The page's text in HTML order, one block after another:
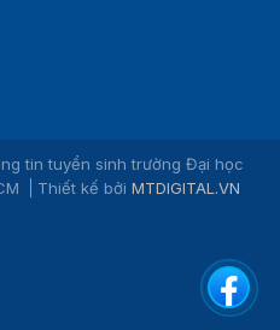
tin tuyển sinh trường Đại học
Thiết kế bởi MTDIGITAL.VN